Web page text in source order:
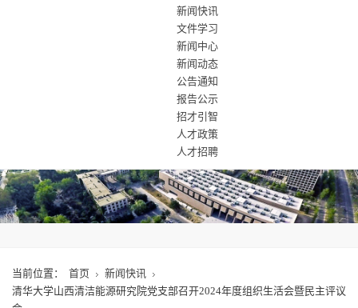
新闻快讯
文件学习
新闻中心
新闻动态
公告通知
报告公示
招才引智
人才政策
人才招聘
当前位置： 首页
新闻快讯
清华大学山西清洁能源研究院党支部召开2024年度组织生活会暨民主评议